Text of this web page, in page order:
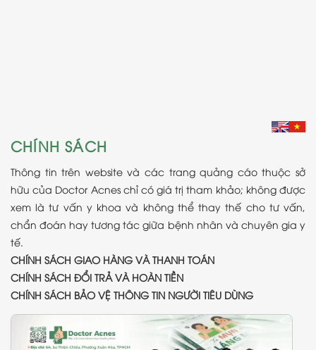
CHÍNH SÁCH
Thông tin trên website và các trang quảng cáo thuộc sở
hữu của Doctor Acnes chỉ có giá trị tham khảo; không được
xem là tư vấn y khoa và không thể thay thế cho tư vấn,
chẩn đoán hay tương tác giữa bệnh nhân và chuyên gia y
tế.
CHÍNH SÁCH GIAO HÀNG VÀ THANH TOÁN
CHÍNH SÁCH ĐỔI TRẢ VÀ HOÀN TIỀN
CHÍNH SÁCH BẢO VỆ THÔNG TIN NGƯỜI TIÊU DÙNG